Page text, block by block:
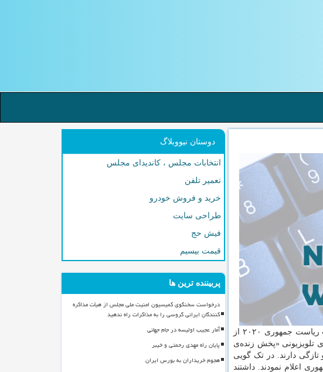
کمتر شده است و قدرت و شهرت در حال تبدیل شدن به یک چیزند. اگر کانیه وست بخواهد نامزدی خودرا در انتخابات ریاست جمهوری ۲۰۲۰ از
تلویزیونی «پخش زنده‌ی
تازگی دارند. در تک گویی
اعلام نمودند. داشتند
دوستان نیووبلاگ
انتخابات مجلس ، کاندیدای مجلس
تعمیر تلفن
خرید و فروش خودرو
طراحی سایت
فیش حج
قیمت بیسیم
پربیننده ترین ها
درخواست سخنگوی کمیسیون امنیت ملی مجلس از هیأت مذاکره
کنندگان ایرانی گروسی را به مذاکرات راه ندهید
آمار عجیب اولیسه در جام جهانی
پایان راه مهدی رحمتی و خیبر
هجوم خریداران به بورس ایران